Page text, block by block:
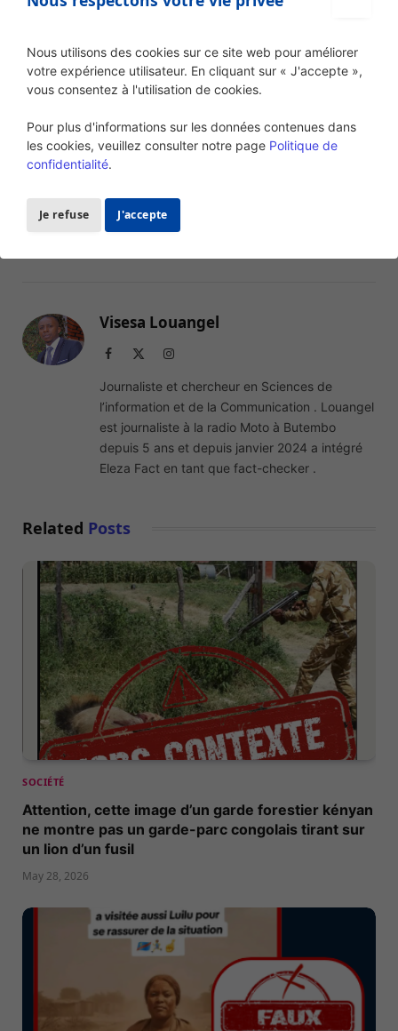
société
Facebook Twitter Pinterest LinkedInTumblr Email
OUI
J'ai trouvé cet article utile
Visesa Louangel
Facebook Instagram
Journaliste et chercheur en Sciences de
l’information et de la Communication . Louangel
est journaliste à la radio Moto à Butembo
depuis 5 ans et depuis janvier 2024 a intégré
Eleza Fact en tant que fact-checker .
Related Posts
SOCIÉTÉ
Attention, cette image d’un garde forestier kényan
ne montre pas un garde-parc congolais tirant sur
un lion d’un fusil
May 28, 2026
Nous utilisons des cookies sur ce site web pour améliorer
votre expérience utilisateur. En cliquant sur « J'accepte »,
vous consentez à l'utilisation de cookies.
Pour plus d'informations sur les données contenues dans
les cookies, veuillez consulter notre page Politique de
confidentialité.
Je refuse J'accepte